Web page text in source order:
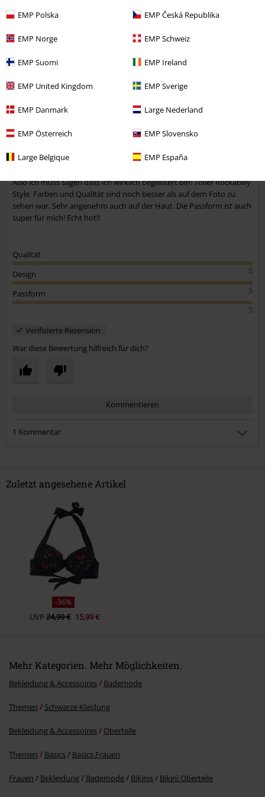
EMP Polska EMP Česká Republika
EMP Norge EMP Schweiz
EMP Suomi EMP Ireland
EMP United Kingdom EMP Sverige
EMP Danmark Large Nederland
EMP Österreich EMP Slovensko
Large Belgique EMP España
Kommentieren
Kommentar jetzt abschicken!
Anja S.
21 Bewertungen
Geschrieben am: Freitag, 04.06.2021
Körpergröße in Meter: 1.77
Also ich muss sagen dass ich wirklich begeistert bin! Toller Rockabilly
Style. Farben und Qualität sind noch besser als auf dem Foto zu
sehen war. Sehr angenehm auch auf der Haut. Die Passform ist auch
super für mich! Echt hot!!
Qualität
5
Design
5
Passform
5
Verifizierte Rezension
War diese Bewertung hilfreich für dich?
Kommentieren
Kommentar jetzt abschicken!
1 Kommentar
Oberteil alles oder rutsch es nach unten ?
War dieser Kommentar hilfreich für dich?
Zuletzt angesehene Artikel
-36%
UVP 24,99 € 15,99 €
Mehr Kategorien. Mehr Möglichkeiten.
Bekleidung & Accessoires Bademode
Themen Schwarze Kleidung
Bekleidung & Accessoires Oberteile
Themen Basics Basics Frauen
Frauen Bekleidung Bademode Bikinis Bikini Oberteile